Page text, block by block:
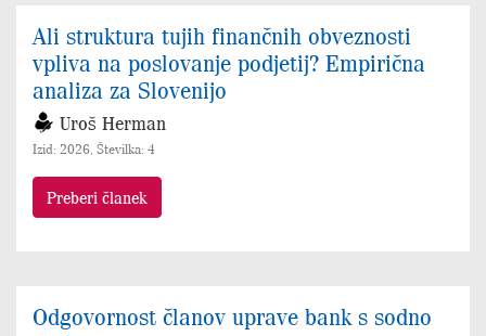
Ali struktura tujih finančnih obveznosti
vpliva na poslovanje podjetij? Empirična
analiza za Slovenijo
Uroš Herman
Izid: 2026, Številka: 4
Preberi članek
Odgovornost članov uprave bank s sodno